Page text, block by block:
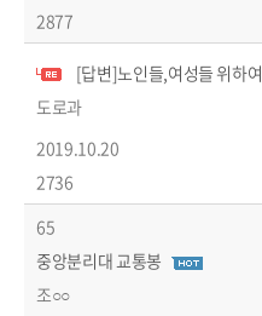
2877
[답변]노인들,여성들 위하여
도로과
2019.10.20
2736
65
중앙분리대 교통봉
조○○